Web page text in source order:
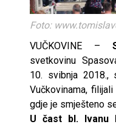
Foto:
VUČKOVINE –
svetkovinu
10. svibnja
Vučkovinama,
gdje je smješteno
U čast bl. Ivanu